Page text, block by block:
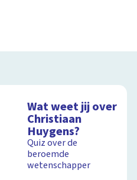
Wat weet jij over
Christiaan
Huygens?
Quiz over de
beroemde
wetenschapper